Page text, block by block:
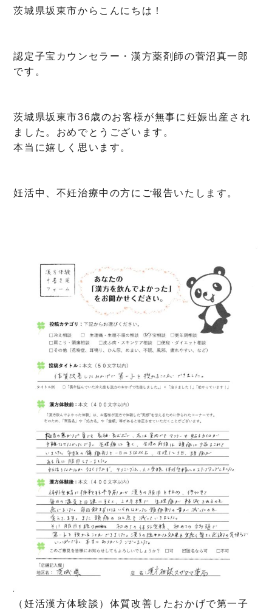
茨城県坂東市からこんにちは！
認定子宝カウンセラー・漢方薬剤師の菅沼真一郎
です。
茨城県坂東市36歳のお客様が無事に妊娠出産され
ました。おめでとうございます。
本当に嬉しく思います。
妊活中、不妊治療中の方にご報告いたします。
（妊活漢方体験談）体質改善したおかげで第一子